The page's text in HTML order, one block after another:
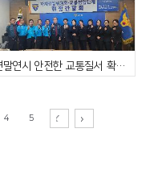
연말연시 안전한 교통질서 확립을 위한 간담회(12.11.)
4 5